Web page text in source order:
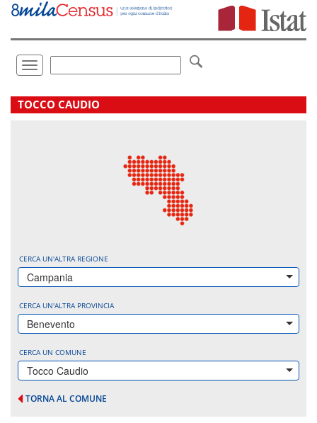
Vai
direttamente
Toggle
navigation
.
TOCCO CAUDIO
CERCA UN'ALTRA REGIONE
Campania
CERCA UN'ALTRA PROVINCIA
Benevento
CERCA UN COMUNE
Tocco Caudio
TORNA AL COMUNE